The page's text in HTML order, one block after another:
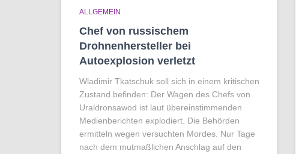
ALLGEMEIN
Chef von russischem
Drohnenhersteller bei
Autoexplosion verletzt
Wladimir Tkatschuk soll sich in einem kritischen
Zustand befinden: Der Wagen des Chefs von
Uraldronsawod ist laut übereinstimmenden
Medienberichten explodiert. Die Behörden
ermitteln wegen versuchten Mordes. Nur Tage
nach dem mutmaßlichen Anschlag auf den